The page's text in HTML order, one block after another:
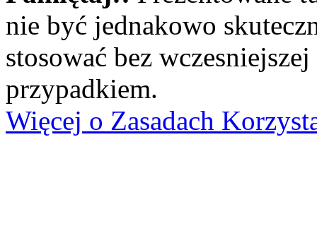
nie być jednakowo
stosować bez
przypadkiem.
Więcej o Zasadach